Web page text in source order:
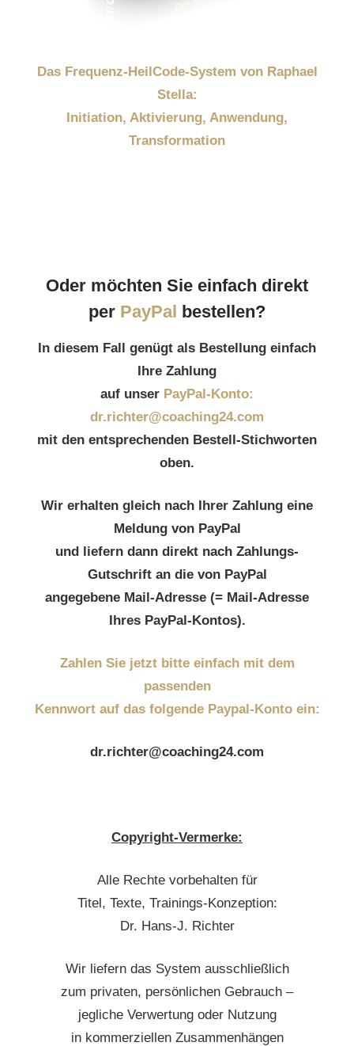
Das Frequenz-HeilCode-System von Raphael
Stella:
Initiation, Aktivierung, Anwendung,
Transformation
Oder möchten Sie einfach direkt
per PayPal bestellen?
In diesem Fall genügt als Bestellung einfach
Ihre Zahlung
auf unser PayPal-Konto:
dr.richter@coaching24.com
mit den entsprechenden Bestell-Stichworten
oben.
Wir erhalten gleich nach Ihrer Zahlung eine
Meldung von PayPal
und liefern dann direkt nach Zahlungs-
Gutschrift an die von PayPal
angegebene Mail-Adresse (= Mail-Adresse
Ihres PayPal-Kontos).
Zahlen Sie jetzt bitte einfach mit dem
passenden
Kennwort auf das folgende Paypal-Konto ein:
dr.richter@coaching24.com
Copyright-Vermerke:
Alle Rechte vorbehalten für
Titel, Texte, Trainings-Konzeption:
Dr. Hans-J. Richter
Wir liefern das System ausschließlich
zum privaten, persönlichen Gebrauch –
jegliche Verwertung oder Nutzung
in kommerziellen Zusammenhängen